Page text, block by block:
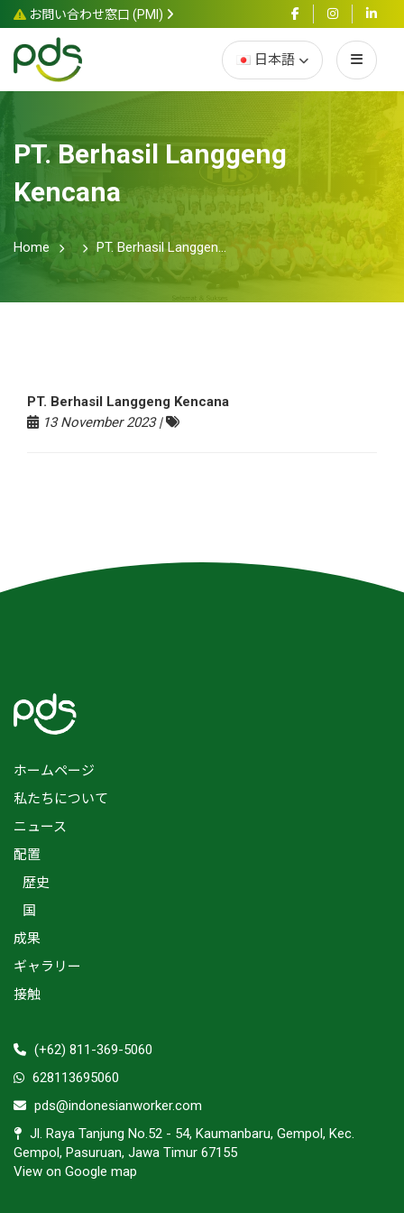
お問い合わせ窓口 (PMI)
日本語
PT. Berhasil Langgeng
Kencana
Home PT. Berhasil Langgen...
PT. Berhasil Langgeng Kencana
13 November 2023 |
ホームページ
私たちについて
ニュース
配置
歴史
国
成果
ギャラリー
接触
(+62) 811-369-5060
628113695060
pds@indonesianworker.com
Jl. Raya Tanjung No.52 - 54, Kaumanbaru, Gempol, Kec.
Gempol, Pasuruan, Jawa Timur 67155
View on Google map